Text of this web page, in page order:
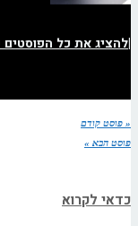
|להציג את כל
« פוסט קודם
פוסט הבא »
כדאי לקרוא